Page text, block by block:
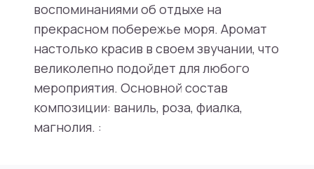
воспоминаниями об отдыхе на
прекрасном побережье моря. Аромат
настолько красив в своем звучании, что
великолепно подойдет для любого
мероприятия. Основной состав
композиции: ваниль, роза, фиалка,
магнолия. :